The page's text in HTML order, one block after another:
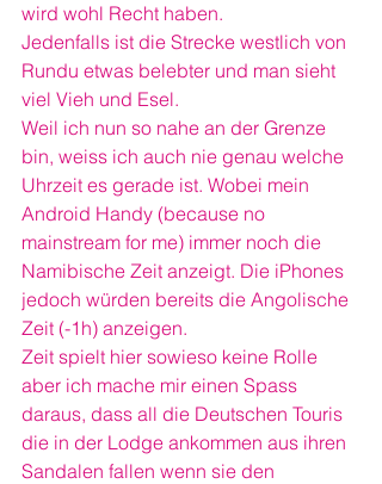
wird wohl Recht haben.
Jedenfalls ist die Strecke westlich von
Rundu etwas belebter und man sieht
viel Vieh und Esel.
Weil ich nun so nahe an der Grenze
bin, weiss ich auch nie genau welche
Uhrzeit es gerade ist. Wobei mein
Android Handy (because no
mainstream for me) immer noch die
Namibische Zeit anzeigt. Die iPhones
jedoch würden bereits die Angolische
Zeit (-1h) anzeigen.
Zeit spielt hier sowieso keine Rolle
aber ich mache mir einen Spass
daraus, dass all die Deutschen Touris
die in der Lodge ankommen aus ihren
Sandalen fallen wenn sie den